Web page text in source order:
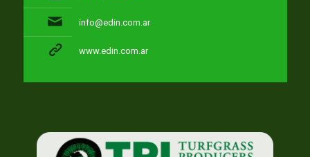
info@edin.com.ar
www.edin.com.ar